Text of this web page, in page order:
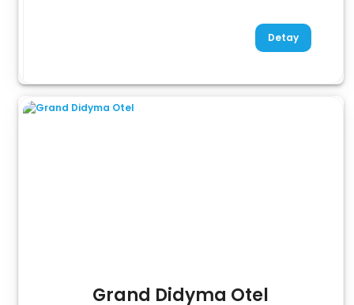
Detay
Grand Didyma Otel